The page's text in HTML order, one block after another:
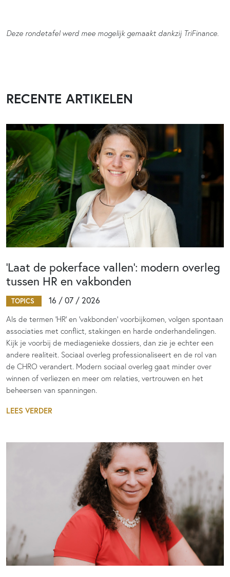
Deze rondetafel werd mee mogelijk gemaakt dankzij TriFinance.
RECENTE ARTIKELEN
‘Laat de pokerface vallen’: modern overleg
tussen HR en vakbonden
TOPICS 16 / 07 / 2026
Als de termen 'HR' en 'vakbonden' voorbijkomen, volgen spontaan
associaties met conflict, stakingen en harde onderhandelingen.
Kijk je voorbij de mediagenieke dossiers, dan zie je echter een
andere realiteit. Sociaal overleg professionaliseert en de rol van
de CHRO verandert. Modern sociaal overleg gaat minder over
winnen of verliezen en meer om relaties, vertrouwen en het
beheersen van spanningen.
LEES VERDER